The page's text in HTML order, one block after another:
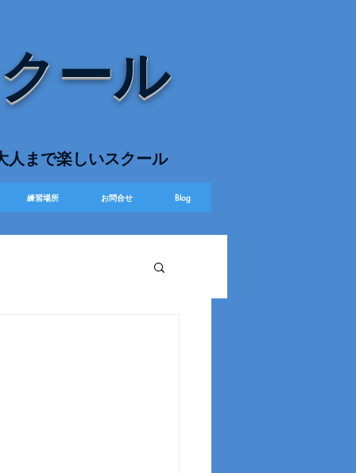
ール
人まで楽しいスクール
練習場所 お問合せ Blog